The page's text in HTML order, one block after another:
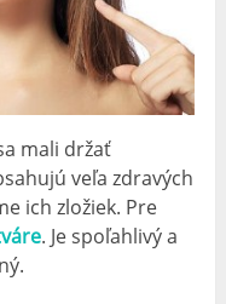
mali držať
veľa zdravých
ich zložiek. Pre
. Je spoľahlivý a